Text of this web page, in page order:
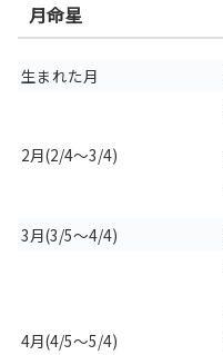
月命星
生まれた月
2月(2/4～3/4)
3月(3/5～4/4)
4月(4/5～5/4)